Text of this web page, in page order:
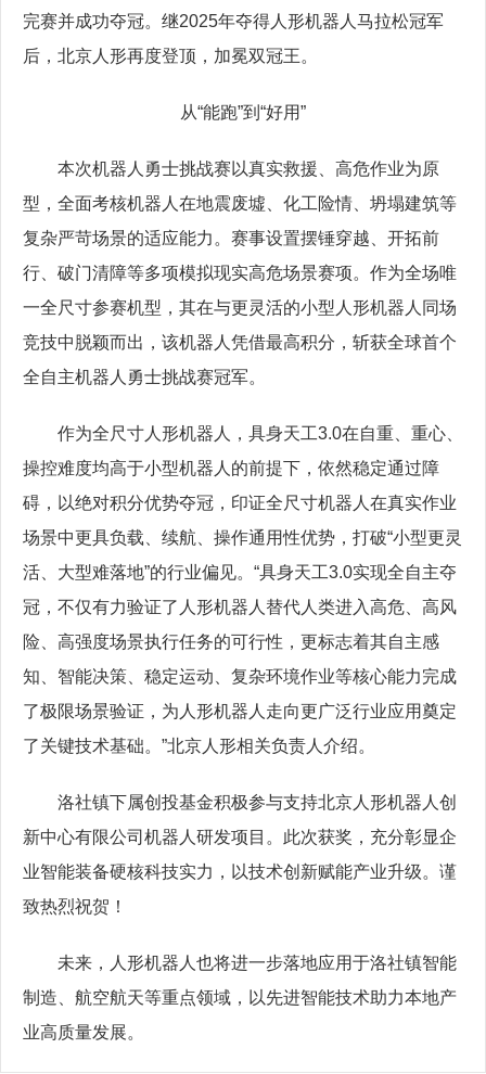
完赛并成功夺冠。继2025年夺得人形机器人马拉松冠军
后，北京人形再度登顶，加冕双冠王。
从“能跑”到“好用”
本次机器人勇士挑战赛以真实救援、高危作业为原
型，全面考核机器人在地震废墟、化工险情、坍塌建筑等
复杂严苛场景的适应能力。赛事设置摆锤穿越、开拓前
行、破门清障等多项模拟现实高危场景赛项。作为全场唯
一全尺寸参赛机型，其在与更灵活的小型人形机器人同场
竞技中脱颖而出，该机器人凭借最高积分，斩获全球首个
全自主机器人勇士挑战赛冠军。
作为全尺寸人形机器人，具身天工3.0在自重、重心、
操控难度均高于小型机器人的前提下，依然稳定通过障
碍，以绝对积分优势夺冠，印证全尺寸机器人在真实作业
场景中更具负载、续航、操作通用性优势，打破“小型更灵
活、大型难落地”的行业偏见。“具身天工3.0实现全自主夺
冠，不仅有力验证了人形机器人替代人类进入高危、高风
险、高强度场景执行任务的可行性，更标志着其自主感
知、智能决策、稳定运动、复杂环境作业等核心能力完成
了极限场景验证，为人形机器人走向更广泛行业应用奠定
了关键技术基础。”北京人形相关负责人介绍。
洛社镇下属创投基金积极参与支持北京人形机器人创
新中心有限公司机器人研发项目。此次获奖，充分彰显企
业智能装备硬核科技实力，以技术创新赋能产业升级。谨
致热烈祝贺！
未来，人形机器人也将进一步落地应用于洛社镇智能
制造、航空航天等重点领域，以先进智能技术助力本地产
业高质量发展。